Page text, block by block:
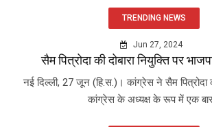
TRENDING NEWS
Jun 27, 2024
सैम पित्रोदा की दोबारा नियुक्ति पर
नई दिल्ली, 27 जून (हि.स.)। कांग्रेस ने सैम
कांग्रेस के अध्यक्ष के रूप में एक